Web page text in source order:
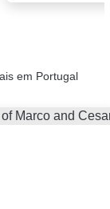
em Portugal